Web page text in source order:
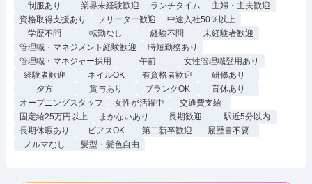
制服あり 業界未経験歓迎 ランチタイム
主婦・主夫歓迎
資格取得支援あり
フリーター歓迎
中途入社50％以上
学歴不問
転勤なし 経験不問
未経験者歓迎
管理職・マネジメント経験歓迎
時短勤務あり
管理職・マネジャー採用
午前
女性管理職登用あり
経験者歓迎
ネイルOK 有資格者歓迎
研修あり
夕方
賞与あり ブランクOK
育休あり
オープニングスタッフ
女性が活躍中
交通費支給
固定給25万円以上
まかないあり 長期歓迎
駅近5分以内
長期休暇あり
ピアスOK 第二新卒歓迎
履歴書不要
ノルマなし
髪型・髪色自由